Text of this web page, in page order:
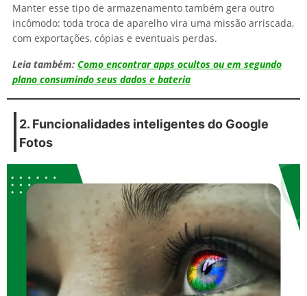
Manter esse tipo de armazenamento também gera outro
incômodo: toda troca de aparelho vira uma missão arriscada,
com exportações, cópias e eventuais perdas.
Leia também: Como encontrar apps ocultos ou em segundo
plano consumindo seus dados e bateria
2. Funcionalidades inteligentes do Google
Fotos